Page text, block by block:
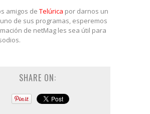
amigos de Telúrica por darnos un
de sus programas, esperemos
de netMag les sea útil para
SHARE ON: